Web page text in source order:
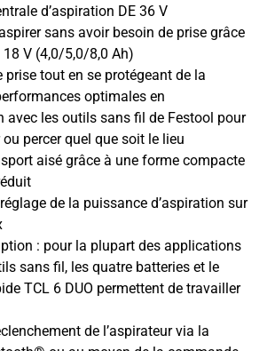
d’aspiration DE 36 V
sans avoir besoin de prise grâce
V (4,0/5,0/8,0 Ah)
prise tout en se protégeant de la
optimales en
avec les outils sans fil de Festool pour
ou percer quel que soit le lieu
aisé grâce à une forme compacte
de la puissance d’aspiration sur
: pour la plupart des applications
sans fil, les quatre batteries et le
TCL 6 DUO permettent de travailler
de l’aspirateur via la